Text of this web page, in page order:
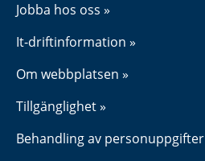
Jobba hos oss
It-driftinformation
Om webbplatsen
Tillgänglighet
Behandling av personuppgifter